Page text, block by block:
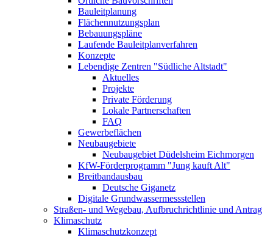
Bauleitplanung
Flächennutzungsplan
Bebauungspläne
Laufende Bauleitplanverfahren
Konzepte
Lebendige Zentren "Südliche Altstadt"
Aktuelles
Projekte
Private Förderung
Lokale Partnerschaften
FAQ
Gewerbeflächen
Neubaugebiete
Neubaugebiet Düdelsheim Eichmorgen
KfW-Förderprogramm "Jung kauft Alt"
Breitbandausbau
Deutsche Giganetz
Digitale Grundwassermessstellen
Straßen- und Wegebau, Aufbruchrichtlinie und Antrag
Klimaschutz
Klimaschutzkonzept